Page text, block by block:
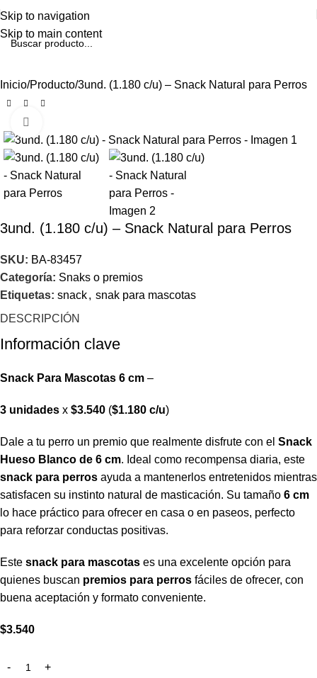
Skip to navigation
Skip to main content
Inicio Producto 3und. (1.180 c/u) – Snack Natural para Perros
3und. (1.180 c/u) – Snack Natural para Perros
SKU: BA-83457
Categoría: Snaks o premios
Etiquetas: snack, snak para mascotas
DESCRIPCIÓN
Información clave
Snack Para Mascotas 6 cm –
3 unidades x $3.540 ($1.180 c/u)
Dale a tu perro un premio que realmente disfrute con el Snack
Hueso Blanco de 6 cm. Ideal como recompensa diaria, este
snack para perros ayuda a mantenerlos entretenidos mientras
satisfacen su instinto natural de masticación. Su tamaño 6 cm
lo hace práctico para ofrecer en casa o en paseos, perfecto
para reforzar conductas positivas.
Este snack para mascotas es una excelente opción para
quienes buscan premios para perros fáciles de ofrecer, con
buena aceptación y formato conveniente.
$3.540